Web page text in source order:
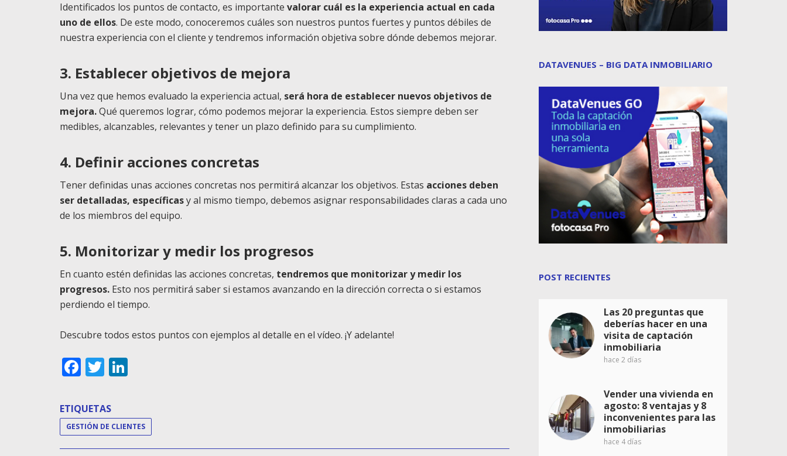
Identificados los puntos de contacto, es importante valorar cuál es la experiencia actual en cada
uno de ellos. De este modo, conoceremos cuáles son nuestros puntos fuertes y puntos débiles de
nuestra experiencia con el cliente y tendremos información objetiva sobre dónde debemos mejorar.
3. Establecer objetivos de mejora
Una vez que hemos evaluado la experiencia actual, será hora de establecer nuevos objetivos de
mejora.Qué queremos lograr, cómo podemos mejorar la experiencia. Estos siempre deben ser
medibles, alcanzables, relevantes y tener un plazo definido para su cumplimiento.
4. Definir acciones concretas
Tener definidas unas acciones concretas nos permitirá alcanzar los objetivos. Estas acciones deben
ser detalladas, específicasy al mismo tiempo, debemos asignar responsabilidades claras a cada uno
de los miembros del equipo.
5. Monitorizar y medir los progresos
En cuanto estén definidas las acciones concretas, tendremos que monitorizar y medir los
progresos. Esto nos permitirá saber si estamos avanzando en la dirección correcta o si estamos
perdiendo el tiempo.
Descubre todos estos puntos con ejemplos al detalle en el vídeo. ¡Y adelante!
Facebook
Twitter
ETIQUETAS
GESTIÓN DE CLIENTES
DATAVENUES – BIG DATA INMOBILIARIO
POST RECIENTES
Las 20 preguntas que
deberías hacer en una
visita de captación
inmobiliaria
hace 2 días
Vender una vivienda en
agosto: 8 ventajas y 8
inconvenientes para las
inmobiliarias
hace 4 días